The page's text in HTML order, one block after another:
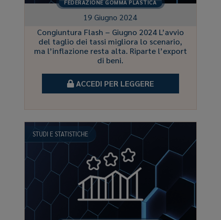
FEDERAZIONE GOMMA PLASTICA
19 Giugno 2024
Congiuntura Flash – Giugno 2024 L’avvio
del taglio dei tassi migliora lo scenario,
ma l’inflazione resta alta. Riparte l’export
di beni.
ACCEDI PER LEGGERE
STUDI E STATISTICHE